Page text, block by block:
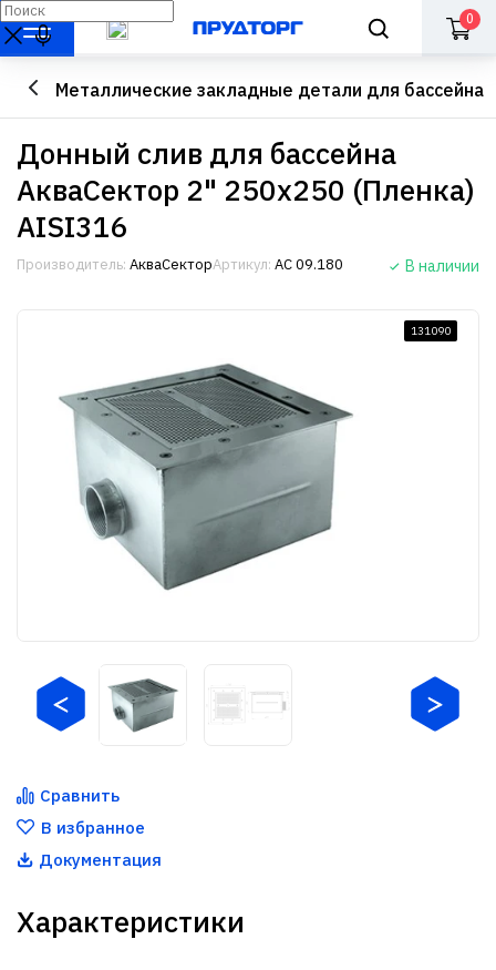
0
Металлические закладные детали для бассейна
Донный слив для бассейна
АкваСектор 2" 250х250 (Пленка)
AISI316
Производитель: АкваСекторАртикул: АС 09.180 В наличии
131090
Сравнить
В избранное
Документация
Характеристики